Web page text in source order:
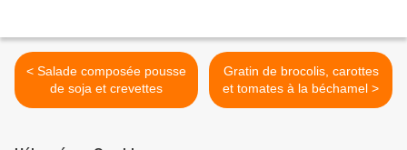
< Salade composée pousse
de soja et crevettes
Gratin de brocolis, carottes
et tomates à la béchamel >